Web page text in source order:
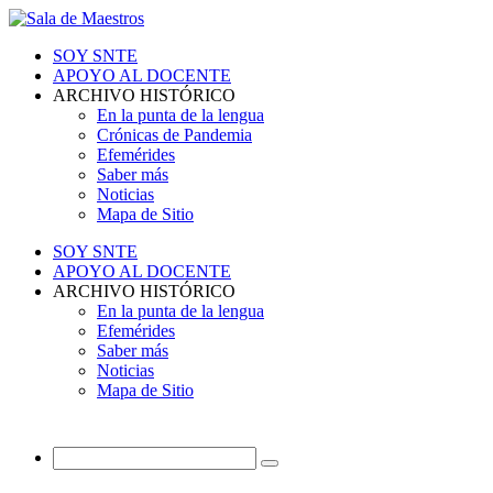
SOY SNTE
APOYO AL DOCENTE
ARCHIVO HISTÓRICO
En la punta de la lengua
Crónicas de Pandemia
Efemérides
Saber más
Noticias
Mapa de Sitio
SOY SNTE
APOYO AL DOCENTE
ARCHIVO HISTÓRICO
En la punta de la lengua
Efemérides
Saber más
Noticias
Mapa de Sitio